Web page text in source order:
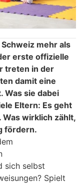
mehr als
erste offizielle
treten in der
damit eine
Was sie dabei
Eltern: Es geht
Was wirklich zählt,
fördern.
sich selbst
Spielt